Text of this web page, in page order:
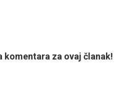
komentara za ovaj članak!